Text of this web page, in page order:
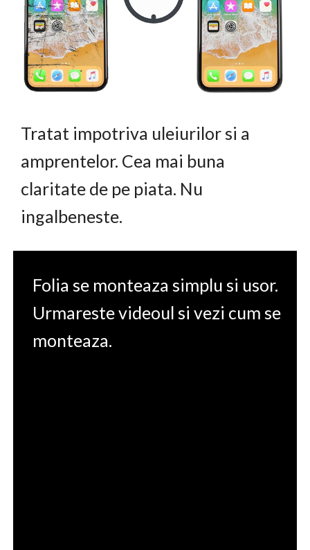
Tratat impotriva uleiurilor si a
amprentelor. Cea mai buna
claritate de pe piata. Nu
ingalbeneste.
Folia se monteaza simplu si usor.
Urmareste videoul si vezi cum se
monteaza.